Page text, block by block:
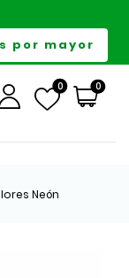
por mayor
0 0
Neón